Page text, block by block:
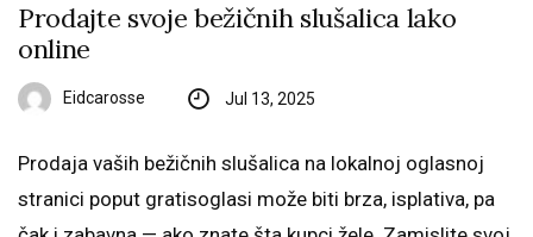
Prodajte svoje bežičnih slušalica lako
online
Eidcarosse Jul 13, 2025
Prodaja vaših bežičnih slušalica na lokalnoj oglasnoj
stranici poput gratisoglasi može biti brza, isplativa, pa